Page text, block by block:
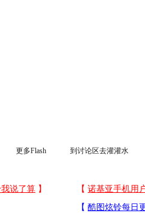
更多Flash 到讨论区去灌灌水